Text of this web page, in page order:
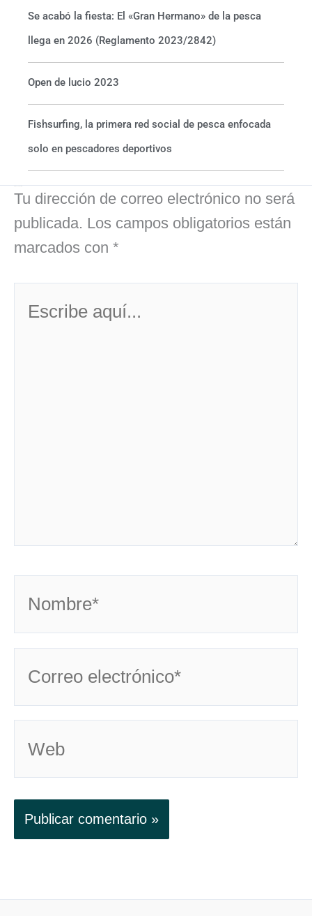
Se acabó la fiesta: El «Gran Hermano» de la pesca
llega en 2026 (Reglamento 2023/2842)
Open de lucio 2023
Fishsurfing, la primera red social de pesca enfocada
solo en pescadores deportivos
Tu dirección de correo electrónico no será
publicada. Los campos obligatorios están
marcados con *
aquí...
electrónico*